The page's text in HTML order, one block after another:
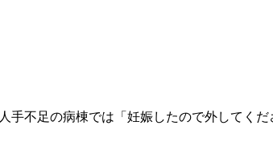
不足の病棟では「妊娠したので外してく